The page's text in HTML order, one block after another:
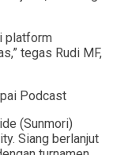
platform
tegas Rudi MF,
Podcast
(Sunmori)
Siang berlanjut